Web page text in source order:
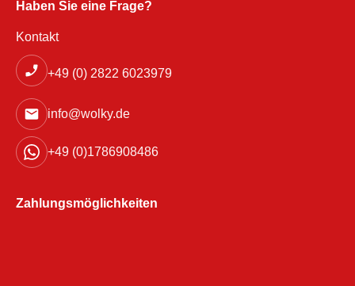
Haben Sie eine Frage?
Kontakt
+49 (0) 2822 6023979
info@wolky.de
+49 (0)1786908486
Zahlungsmöglichkeiten